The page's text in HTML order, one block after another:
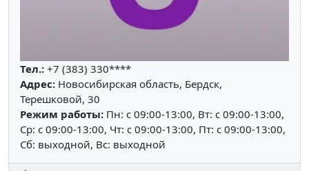
Тел.: +7 (383) 330****
Адрес: Новосибирская область, Бердск,
Терешковой, 30
Режим работы: Пн: c 09:00-13:00, Вт: c 09:00-13:00,
Ср: c 09:00-13:00, Чт: c 09:00-13:00, Пт: c 09:00-13:00,
Сб: выходной, Вс: выходной